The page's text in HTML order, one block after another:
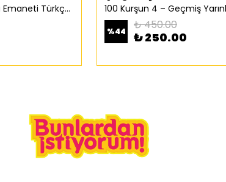
100 Kurşun 3 - Baba Emaneti Türkçe Çizgi Roman
%44 ₺ 450.00
₺ 250.00